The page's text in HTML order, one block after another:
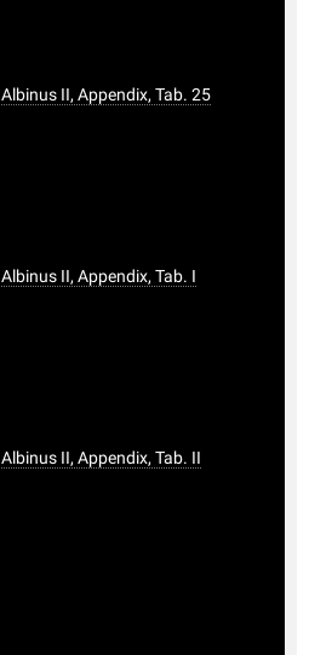
Albinus II, Appendix, Tab. 25
Albinus II, Appendix, Tab. I
Albinus II, Appendix, Tab. II